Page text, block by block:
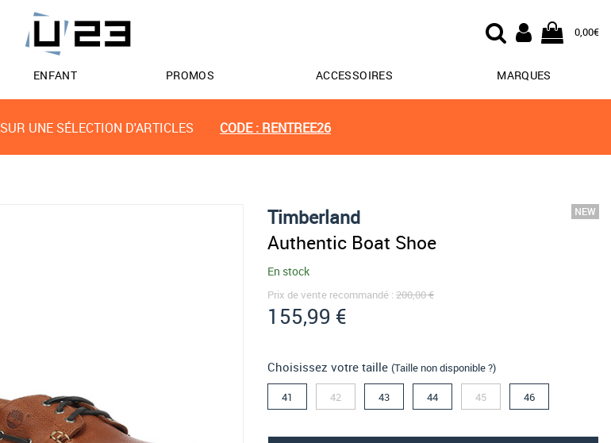
0,00€
ENFANT PROMOS ACCESSOIRES MARQUES
SUR UNE SÉLECTION D'ARTICLES CODE : RENTREE26
Timberland
Authentic Boat Shoe
En stock
Prix de vente recommandé : 200,00 €
155,99 €
Choisissez votre taille (Taille non disponible ?)
41 42 43 44 45 46